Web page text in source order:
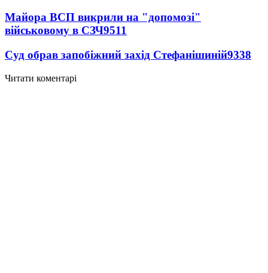
Майора ВСП викрили на "допомозі"
військовому в СЗЧ9511
Суд обрав запобіжний захід Стефанішиній9338
Читати коментарі